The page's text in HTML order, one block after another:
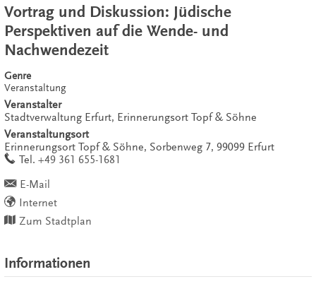
Vortrag und Diskussion: Jüdische
Perspektiven auf die Wende- und
Nachwendezeit
Genre
Veranstaltung
Veranstalter
Stadtverwaltung Erfurt, Erinnerungsort Topf & Söhne
Veranstaltungsort
Erinnerungsort Topf & Söhne, Sorbenweg 7, 99099 Erfurt
work
Tel. +49 361 655-1681
E-Mail
Internet
Zum Stadtplan
Informationen